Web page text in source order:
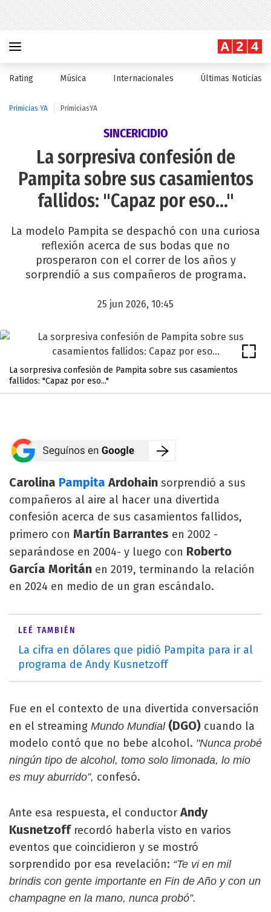
Rating Música Internacionales Últimas Noticias
Primicias YA PrimiciasYA
SINCERICIDIO
La sorpresiva confesión de
Pampita sobre sus casamientos
fallidos: "Capaz por eso..."
La modelo Pampita se despachó con una curiosa
reflexión acerca de sus bodas que no
prosperaron con el correr de los años y
sorprendió a sus compañeros de programa.
25 jun 2026, 10:45
La sorpresiva confesión de Pampita sobre sus casamientos
fallidos: "Capaz por eso..."
Carolina Pampita Ardohain sorprendió a sus
compañeros al aire al hacer una divertida
confesión acerca de sus casamientos fallidos,
primero con Martín Barrantes en 2002 -
separándose en 2004- y luego con Roberto
García Moritán en 2019, terminando la relación
en 2024 en medio de un gran escándalo.
LEÉ TAMBIÉN
La cifra en dólares que pidió Pampita para ir al
programa de Andy Kusnetzoff
Fue en el contexto de una divertida conversación
en el streaming Mundo Mundial (DGO) cuando la
modelo contó que no bebe alcohol. "Nunca probé
ningún tipo de alcohol, tomo solo limonada, lo mio
es muy aburrido”, confesó.
Ante esa respuesta, el conductorAndy
Kusnetzoffrecordó haberla visto en varios
eventos que coincidieron y se mostró
sorprendido por esa revelación: “Te vi en mil
brindis con gente importante en Fin de Año y con un
champagne en la mano, nunca probó”.